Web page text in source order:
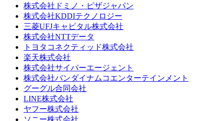
株式会社ドミノ・ピザジャパン
株式会社KDDIテクノロジー
三菱UFJキャピタル株式会社
株式会社NTTデータ
トヨタコネクティッド株式会社
楽天株式会社
株式会社サイバーエージェント
株式会社バンダイナムコエンターテインメント
グーグル合同会社
LINE株式会社
ヤフー株式会社
ソニー株式会社